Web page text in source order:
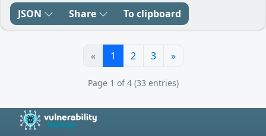
JSON Share To clipboard
« 1 2 3 »
Page 1 of 4 (33 entries)